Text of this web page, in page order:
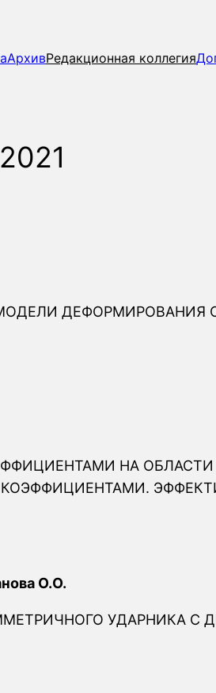
АрхивРедакционная коллегия
НА
О.О.
УДАРНИКА С